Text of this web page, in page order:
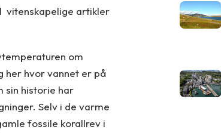
vitenskapelige artikler
om
her hvor vannet er på
sin historie har
Selv i de varme
fossile korallrev i